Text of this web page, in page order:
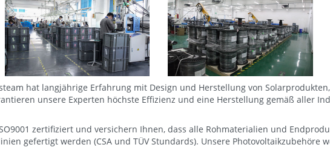
hat langjährige Erfahrung mit Design und Herstellung von
unsere Experten höchste Effizienz und eine Herstellung gemäß aller
zertifiziert und versichern Ihnen, dass alle Rohmaterialien und
gefertigt werden (CSA und TÜV Stundards). Unsere Photovoltaikzubehöre